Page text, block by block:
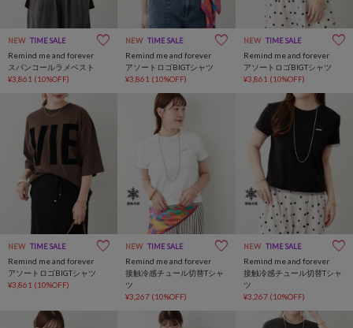
NEW TIME SALE
Remind me and forever
スパンコールラメベスト
¥3,861 (10%OFF)
NEW TIME SALE
Remind me and forever
アソートロゴBIGTシャツ
¥3,861 (10%OFF)
NEW TIME SALE
Remind me and forever
アソートロゴBIGTシャツ
¥3,861 (10%OFF)
NEW TIME SALE
Remind me and forever
アソートロゴBIGTシャツ
¥3,861 (10%OFF)
NEW TIME SALE
Remind me and forever
接触冷感チュール切替Tシャ
ツ
¥3,267 (10%OFF)
NEW TIME SALE
Remind me and forever
接触冷感チュール切替Tシャ
ツ
¥3,267 (10%OFF)